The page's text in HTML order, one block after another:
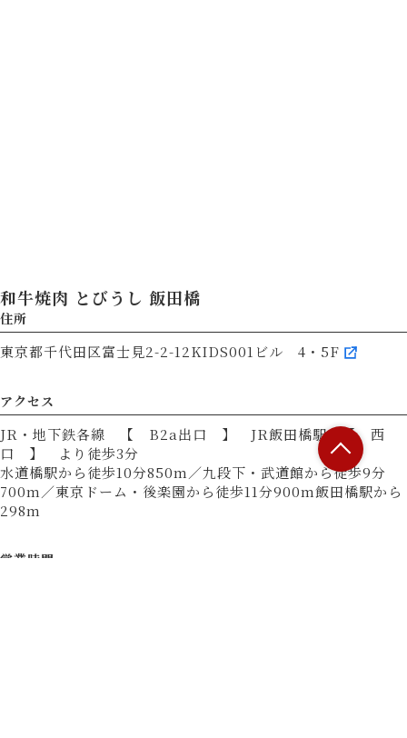
和牛焼肉 とびうし 飯田橋
住所
東京都千代田区富士見2-2-12KIDS001ビル 4・5F
アクセス
JR・地下鉄各線 【 B2a出口 】 JR飯田橋駅 【 西
口 】 より徒歩3分
水道橋駅から徒歩10分850m／九段下・武道館から徒歩9分
700m／東京ドーム・後楽園から徒歩11分900m飯田橋駅から
298m
営業時間